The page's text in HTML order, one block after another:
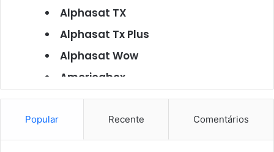
Alphasat TX
Alphasat Tx Plus
Alphasat Wow
Americabox
Americabox S101
Americabox S105
Americabox S105 Plus
Popular Recente Comentários